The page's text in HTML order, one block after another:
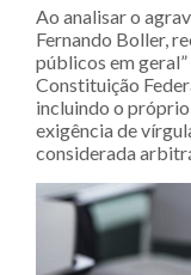
Ao analisar o
Fernando Boller,
públicos em
Constituição
incluindo o
exigência de
considerada